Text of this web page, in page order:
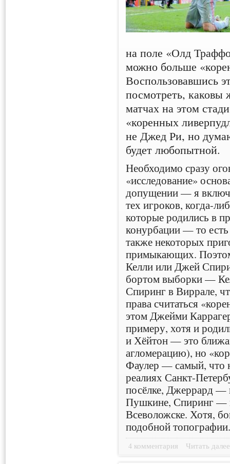
на поле «Олд
можно больше
Воспользовавшись
посмотреть, каковы
матчах на этом
«коренных
не Джед Ри, но
будет любопытной.
Необходимо сразу
«исследование»
допущении — я
тех игроков, когда-
которые родились в
конурбации — то
также некоторых
примыкающих.
Келли или Джей
бортом выборки —
Спиринг в Виррале,
права считаться
этом Джейми
примеру, хотя и
и Хёйтон — это
агломерацию), но
Фаулер — самый, что
реалиях Санкт-
посёлке, Джеррард
Пушкине, Спиринг —
Всеволожске. Хотя,
подобной
4 комментария Читать далее